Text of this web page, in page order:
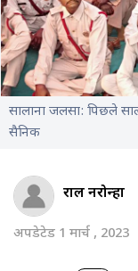
सालाना जलसा: पिछले
सैनिक
राहुल नरोन्हा
अपडेटेड 1 मार्च , 2023